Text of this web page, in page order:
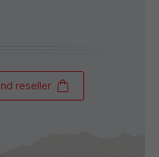
reseller